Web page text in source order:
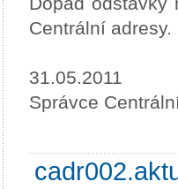
Centrální adresy.
31.05.2011
Správce